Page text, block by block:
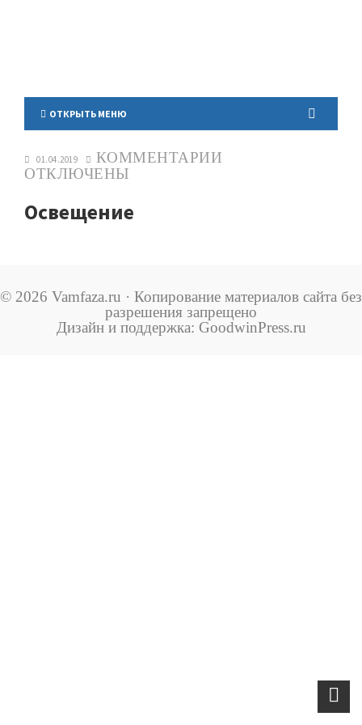
ОТКРЫТЬ МЕНЮ
01.04.2019
КОММЕНТАРИИ
ОТКЛЮЧЕНЫ
Освещение
© 2026 Vamfaza.ru · Копирование материалов сайта без
разрешения запрещено
Дизайн и поддержка: GoodwinPress.ru